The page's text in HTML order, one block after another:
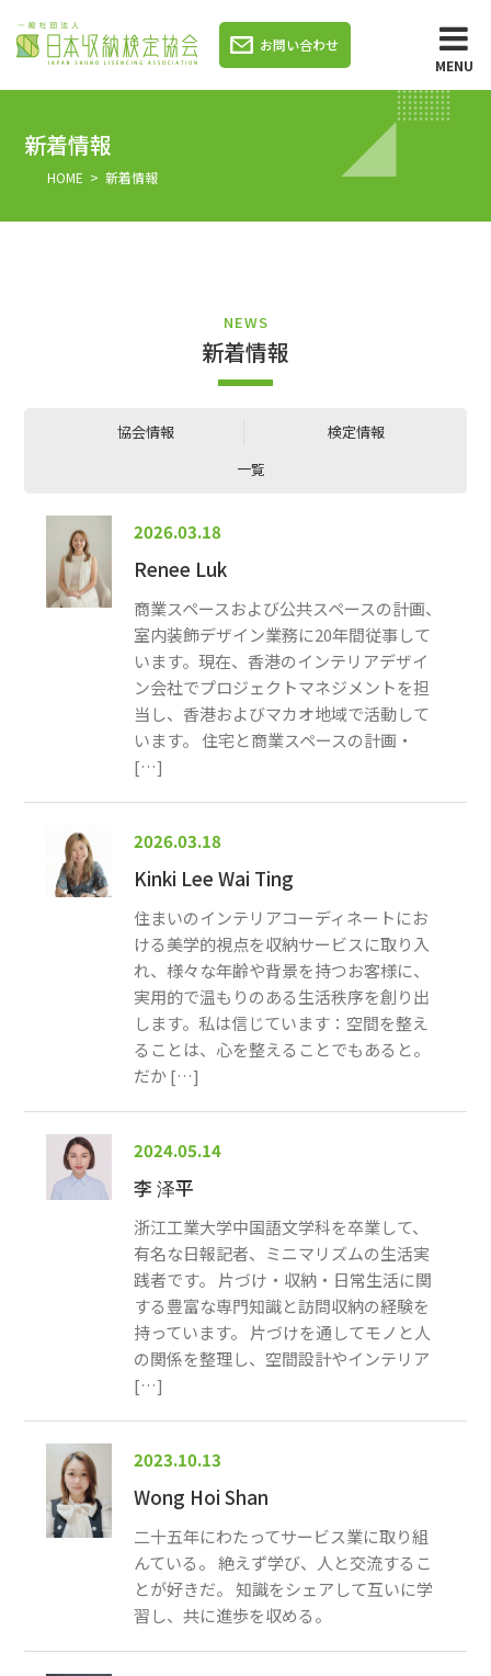
お問い合わせ
MENU
新着情報
HOME > 新着情報
NEWS
新着情報
協会情報
検定情報
一覧
2026.03.18
Renee Luk
商業スペースおよび公共スペースの計画、
室内装飾デザイン業務に20年間従事して
います。現在、香港のインテリアデザイ
ン会社でプロジェクトマネジメントを担
当し、香港およびマカオ地域で活動して
います。 住宅と商業スペースの計画・
[…]
2026.03.18
Kinki Lee Wai Ting
住まいのインテリアコーディネートにお
ける美学的視点を収納サービスに取り入
れ、様々な年齢や背景を持つお客様に、
実用的で温もりのある生活秩序を創り出
します。私は信じています：空間を整え
ることは、心を整えることでもあると。
だか […]
2024.05.14
李 泽平
浙江工業大学中国語文学科を卒業して、
有名な日報記者、ミニマリズムの生活実
践者です。 片づけ・収納・日常生活に関
する豊富な専門知識と訪問収納の経験を
持っています。 片づけを通してモノと人
の関係を整理し、空間設計やインテリア
[…]
2023.10.13
Wong Hoi Shan
二十五年にわたってサービス業に取り組
んている。 絶えず学び、人と交流するこ
とが好きだ。 知識をシェアして互いに学
習し、共に進歩を収める。